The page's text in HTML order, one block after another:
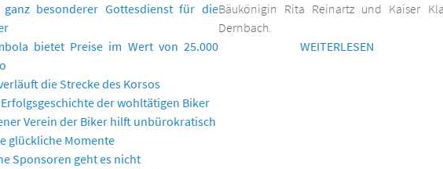
ganz besonderer Gottesdienst für die
bietet Preise im Wert von 25.000
die Strecke des Korsos
Erfolgsgeschichte der wohltätigen Biker
Verein der Biker hilft unbürokratisch
glückliche Momente
Sponsoren geht es nicht
Bäukönigin Rita Reinartz und Kaiser
Dernbach.
WEITERLESEN